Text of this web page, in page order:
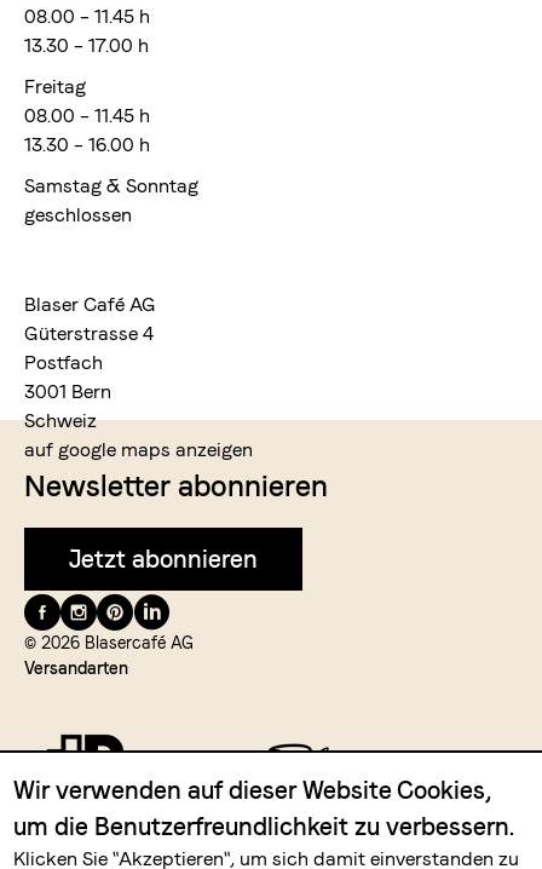
08.00 – 11.45 h
13.30 – 17.00 h
Freitag
08.00 – 11.45 h
13.30 – 16.00 h
Samstag & Sonntag
geschlossen
Blaser Café AG
Güterstrasse 4
Postfach
3001 Bern
Schweiz
auf google maps anzeigen
Newsletter abonnieren
Jetzt abonnieren
Folge
uns
auf
© 2026 Blasercafé AG
Versandarten
Zahlungsmittel
Wir verwenden auf dieser Website Cookies,
um die Benutzerfreundlichkeit zu verbessern.
Klicken Sie "Akzeptieren", um sich damit einverstanden zu